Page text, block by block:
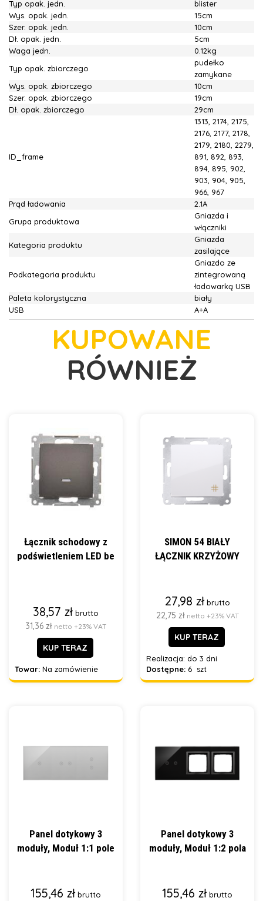
Typ opak. jedn.
blister
Wys. opak. jedn.
15cm
Szer. opak. jedn.
10cm
Dł. opak. jedn.
5cm
Waga jedn.
0.12kg
Typ opak. zbiorczego
pudełko
zamykane
Wys. opak. zbiorczego
10cm
Szer. opak. zbiorczego
19cm
Dł. opak. zbiorczego
29cm
ID_frame
1313, 2174, 2175,
2176, 2177, 2178,
2179, 2180, 2279,
891, 892, 893,
894, 895, 902,
903, 904, 905,
966, 967
Prąd ładowania
2.1A
Grupa produktowa
Gniazda i
włączniki
Kategoria produktu
Gniazda
zasilające
Podkategoria produktu
Gniazdo ze
zintegrowaną
ładowarką USB
Paleta kolorystyczna
biały
USB
A+A
KUPOWANE
RÓWNIEŻ
Łącznik schodowy z
podświetleniem LED be
38,57 zł brutto
31,36 zł netto +23% VAT
KUP TERAZ
Towar: Na zamówienie
SIMON 54 BIAŁY
ŁĄCZNIK KRZYŻOWY
27,98 zł brutto
22,75 zł netto +23% VAT
KUP TERAZ
Realizacja: do 3 dni
Dostępne: 6 szt
Panel dotykowy 3
moduły, Moduł 1:1 pole
155,46 zł brutto
Panel dotykowy 3
moduły, Moduł 1:2 pola
155,46 zł brutto